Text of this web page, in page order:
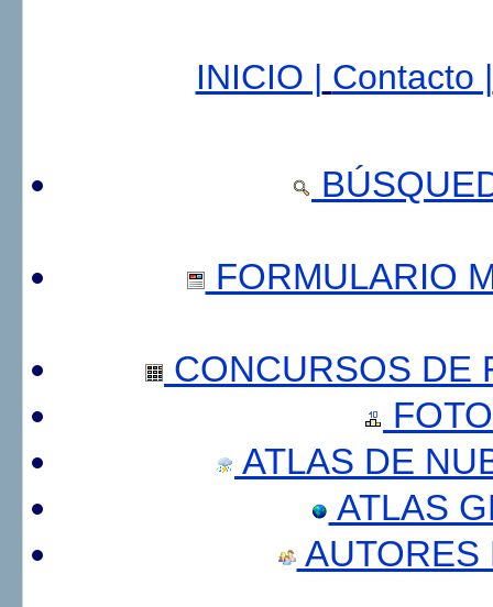
INICIO | Contacto |
FORMULARIO
CONCURSOS DE
ATLAS DE
ATLAS
AUTORES